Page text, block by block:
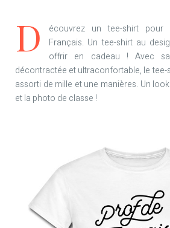
D
écouvrez un tee-shirt pour
Français. Un tee-shirt au
offrir en cadeau ! Avec
décontractée et ultraconfortable, le tee-
assorti de mille et une manières. Un
et la photo de classe !